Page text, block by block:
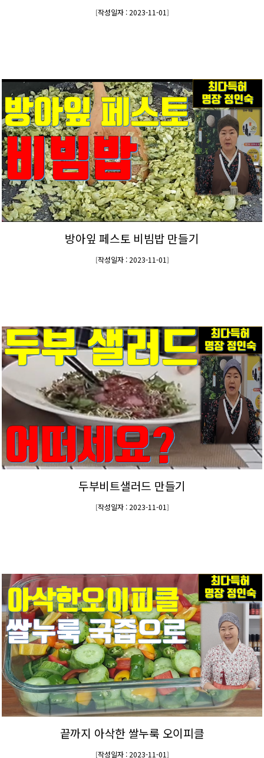
[작성일자 : 2023-11-01]
방아잎 페스토 비빔밥 만들기
[작성일자 : 2023-11-01]
두부비트샐러드 만들기
[작성일자 : 2023-11-01]
끝까지 아삭한 쌀누룩 오이피클
[작성일자 : 2023-11-01]